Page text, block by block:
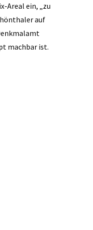
Areal ein, „zu
auf
machbar ist.